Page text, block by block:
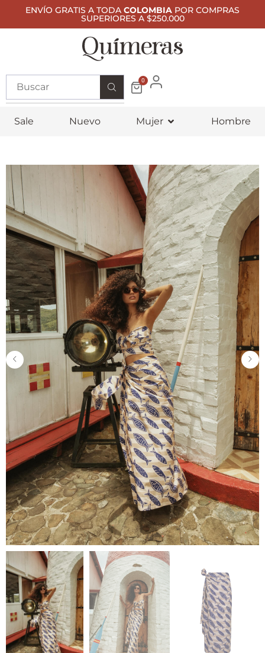
ENVÍO GRATIS A TODA COLOMBIA POR COMPRAS
SUPERIORES A $250.000
0
Sale Nuevo Mujer Hombre